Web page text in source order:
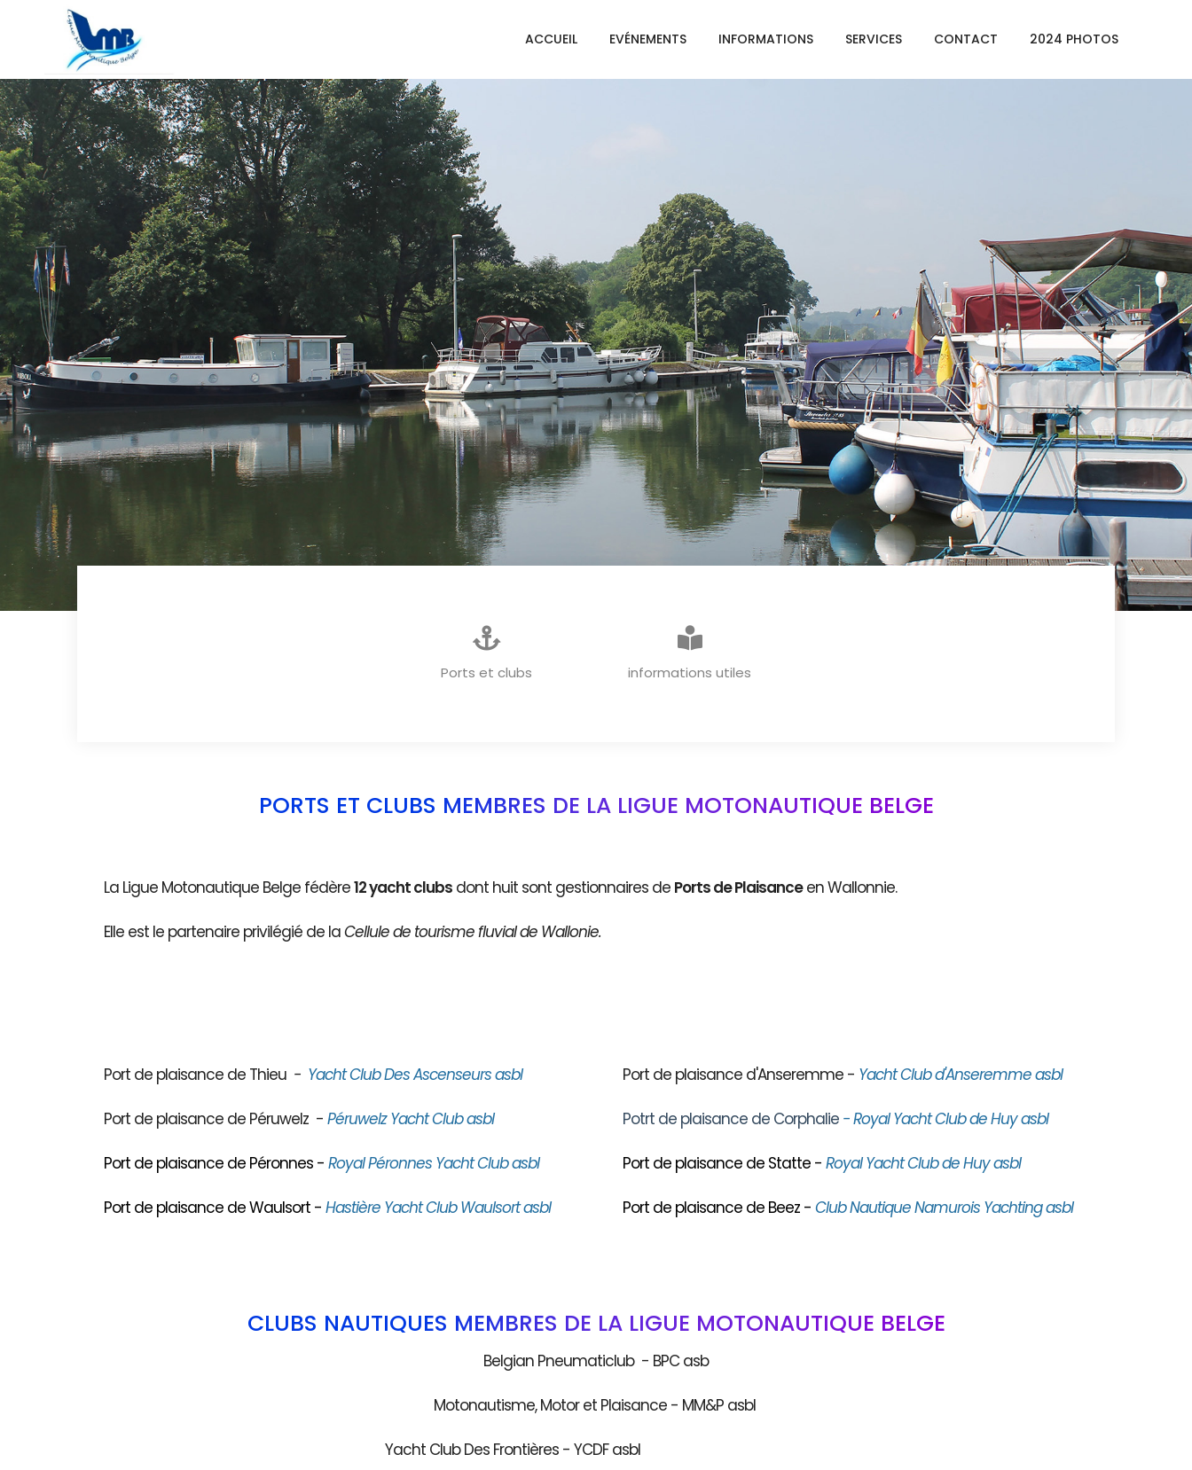
ACCUEIL EVÉNEMENTS INFORMATIONS SERVICES CONTACT 2024 PHOTOS
INFORMATIONS GENERALES
Ports et clubs informations utiles
PORTS ET CLUBS MEMBRES DE LA LIGUE MOTONAUTIQUE BELGE
La Ligue Motonautique Belge fédère12 yacht clubs dont huit sont gestionnaires de Ports de Plaisanceen Wallonnie.
Elle est le partenaire privilégié de laCellule de tourisme fluvial de Wallonie.
Port de plaisance de Thieu - Yacht Club Des Ascenseurs asbl
Port de plaisance de Péruwelz - Péruwelz Yacht Club asbl
Port de plaisance de Péronnes - Royal Péronnes Yacht Club asbl
Port de plaisance de Waulsort - Hastière Yacht Club Waulsort asbl
Port de plaisance d'Anseremme - Yacht Club d'Anseremme asbl
Potrt de plaisance de Corphalie - Royal Yacht Club de Huy asbl
Port de plaisance de Statte - Royal Yacht Club de Huy asbl
Port de plaisance de Beez - Club Nautique Namurois Yachting asbl
CLUBS NAUTIQUES MEMBRES DE LA LIGUE MOTONAUTIQUE BELGE
Belgian Pneumaticlub - BPC asb
Motonautisme, Motor et Plaisance - MM&P asbl
Yacht Club Des Frontières - YCDF asbl